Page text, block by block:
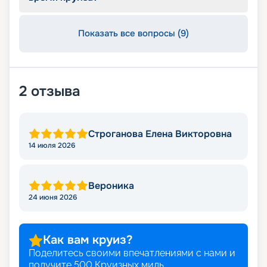
швейцарского бренда Dr.Levy
Каждый фитнес-зал, спроектирован так, чтобы
мотивировать гостей, помогая им снизить
оборудованием Technogym, а также двумя
специализированными тренажерами для
Развлечения:
Художественная галерея Explora Journey.
Nautilus Club: пространство для маленьких
педагогов предложит увлекательные занятия для
детей в возрасте от 6 до 17 лет. Для детей в
возрасте от 3 до 5 лет также предусмотрены
специальные мероприятия, в которых они могу
Показать все вопросы (9)
2 отзыва
Строганова Елена Викторовна
14 июля 2026
Вероника
24 июня 2026
Как вам круиз?
Поделитесь своими впечатлениями с нами и